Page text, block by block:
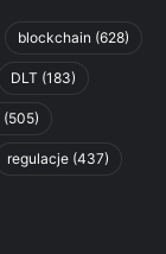
blockchain (628)
DLT (183)
(505)
regulacje (437)